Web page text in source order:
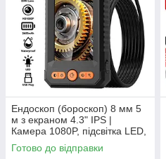
Ендоскоп (бороскоп) 8 мм 5
м з екраном 4.3" IPS |
Камера 1080P, підсвітка LED,
IP67
Готово до відправки